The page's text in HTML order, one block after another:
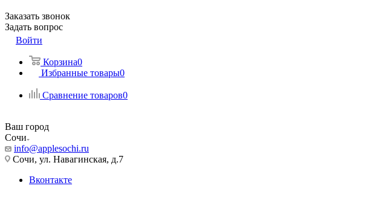
Заказать звонок
Задать вопрос
Войти
Корзина0
Избранные товары0
Сравнение товаров0
Ваш город
Сочи
info@applesochi.ru
Сочи, ул. Навагинская, д.7
Вконтакте